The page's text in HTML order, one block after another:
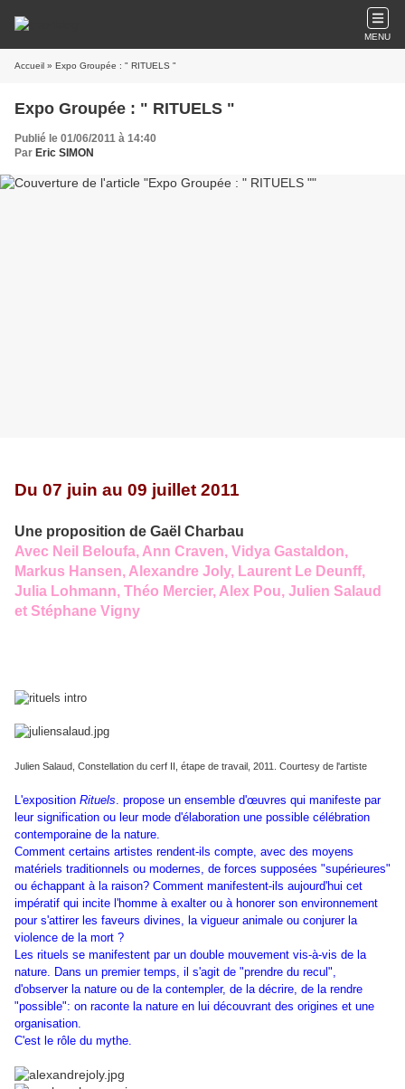
MENU
Accueil » Expo Groupée : " RITUELS "
Expo Groupée : " RITUELS "
Publié le 01/06/2011 à 14:40
Par Eric SIMON
Du 07 juin au 09 juillet 2011
Une proposition de Gaël Charbau
Avec Neil Beloufa, Ann Craven, Vidya Gastaldon,
Markus Hansen, Alexandre Joly, Laurent Le Deunff,
Julia Lohmann, Théo Mercier, Alex Pou, Julien Salaud
et Stéphane Vigny
Julien Salaud, Constellation du cerf II, étape de travail, 2011. Courtesy de l'artiste
L'exposition Rituels . propose un ensemble d'œuvres qui manifeste par
leur signification ou leur mode d'élaboration une possible célébration
contemporaine de la nature.
Comment certains artistes rendent-ils compte, avec des moyens
matériels traditionnels ou modernes, de forces supposées "supérieures"
ou échappant à la raison? Comment manifestent-ils aujourd'hui cet
impératif qui incite l'homme à exalter ou à honorer son environnement
pour s'attirer les faveurs divines, la vigueur animale ou conjurer la
violence de la mort ?
Les rituels se manifestent par un double mouvement vis-à-vis de la
nature. Dans un premier temps, il s'agit de "prendre du recul",
d'observer la nature ou de la contempler, de la décrire, de la rendre
"possible": on raconte la nature en lui découvrant des origines et une
organisation.
C'est le rôle du mythe.